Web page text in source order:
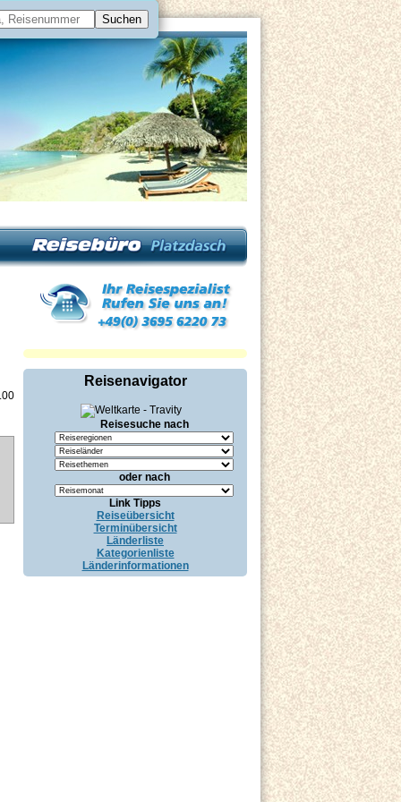
Reisenavigator
Reisesuche nach
oder nach
Link Tipps
Reiseübersicht
Terminübersicht
Länderliste
Kategorienliste
Länderinformationen